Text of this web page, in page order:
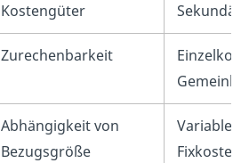
Kostengüter
Zurechenbarkeit
Abhängigkeit von
Bezugsgröße
Variable
Fixkosten